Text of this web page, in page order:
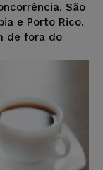
São
e Porto Rico.
de fora do